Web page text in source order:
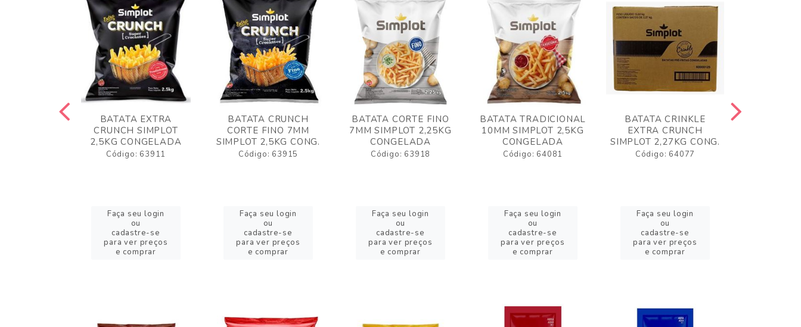
BATATA EXTRA
CRUNCH SIMPLOT
2,5KG CONGELADA
Código: 63911
Faça seu login
ou
cadastre-se
para ver preços
e comprar
BATATA CRUNCH
CORTE FINO 7MM
SIMPLOT 2,5KG CONG.
Código: 63915
Faça seu login
ou
cadastre-se
para ver preços
e comprar
BATATA CORTE FINO
7MM SIMPLOT 2,25KG
CONGELADA
Código: 63918
Faça seu login
ou
cadastre-se
para ver preços
e comprar
BATATA TRADICIONAL
10MM SIMPLOT 2,5KG
CONGELADA
Código: 64081
Faça seu login
ou
cadastre-se
para ver preços
e comprar
BATATA CRINKLE
EXTRA CRUNCH
SIMPLOT 2,27KG CONG.
Código: 64077
Faça seu login
ou
cadastre-se
para ver preços
e comprar